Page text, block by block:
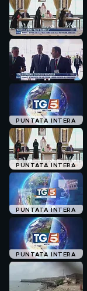
PUNTATA INTERA
PUNTATA INTERA
PUNTATA INTERA
PUNTATA INTERA